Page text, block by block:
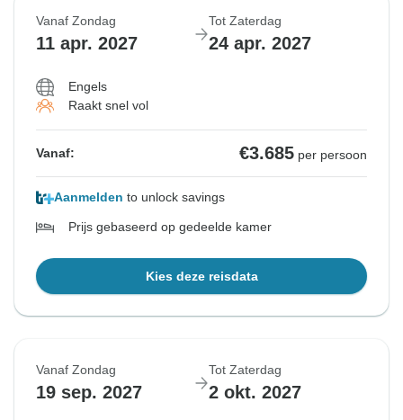
Vanaf Zondag
11 apr. 2027
Tot Zaterdag
24 apr. 2027
Engels
Raakt snel vol
Vanaf: €3.685 per persoon
Aanmelden to unlock savings
Prijs gebaseerd op gedeelde kamer
Kies deze reisdata
Vanaf Zondag
19 sep. 2027
Tot Zaterdag
2 okt. 2027